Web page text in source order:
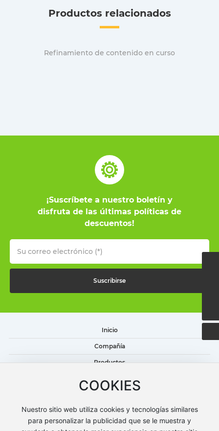
Productos relacionados
Refinamiento de contenido en curso
¡Suscríbete a nuestro boletín y
disfruta de las últimas políticas de
descuentos!
Suscribirse
Inicio
Compañía
Productos
COOKIES
Nuestro sitio web utiliza cookies y tecnologías similares
para personalizar la publicidad que se le muestra y
(+86)574-65332253